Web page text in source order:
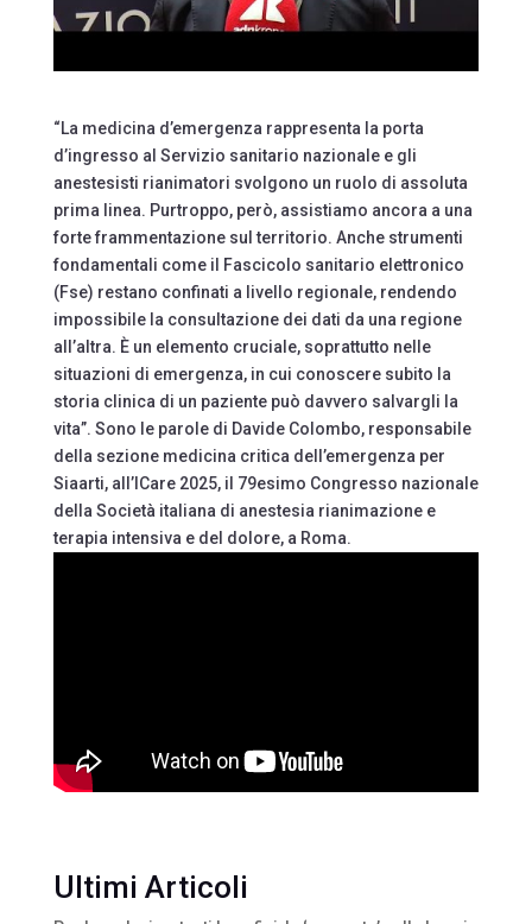
“La medicina d’emergenza rappresenta la porta
d’ingresso al Servizio sanitario nazionale e gli
anestesisti rianimatori svolgono un ruolo di assoluta
prima linea. Purtroppo, però, assistiamo ancora a una
forte frammentazione sul territorio. Anche strumenti
fondamentali come il Fascicolo sanitario elettronico
(Fse) restano confinati a livello regionale, rendendo
impossibile la consultazione dei dati da una regione
all’altra. È un elemento cruciale, soprattutto nelle
situazioni di emergenza, in cui conoscere subito la
storia clinica di un paziente può davvero salvargli la
vita”. Sono le parole di Davide Colombo, responsabile
della sezione medicina critica dell’emergenza per
Siaarti, all’ICare 2025, il 79esimo Congresso nazionale
della Società italiana di anestesia rianimazione e
terapia intensiva e del dolore, a Roma.
Ultimi Articoli